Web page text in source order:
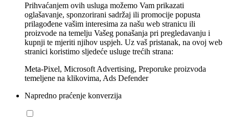
Prihvaćanjem ovih usluga možemo Vam prikazati
oglašavanje, sponzorirani sadržaj ili promocije popusta
prilagođene vašim interesima za našu web stranicu ili
proizvode na temelju Vašeg ponašanja pri pregledavanju i
kupnji te mjeriti njihov uspjeh. Uz vaš pristanak, na ovoj web
stranici koristimo sljedeće usluge trećih strana:
Meta-Pixel, Microsoft Advertising, Preporuke proizvoda
temeljene na klikovima, Ads Defender
Napredno praćenje konverzija